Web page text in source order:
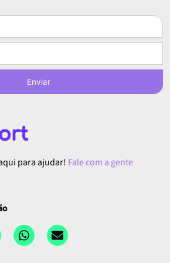
Enviar
para ajudar! Fale com a gente